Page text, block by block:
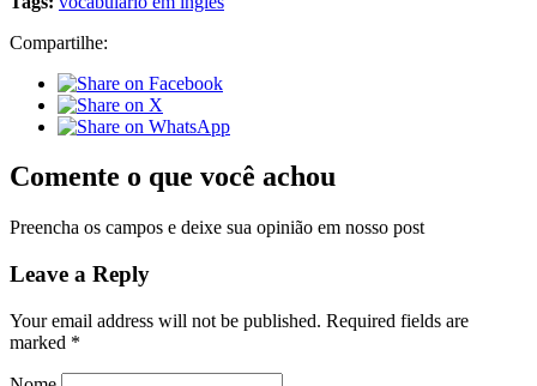
Compartilhe:
Comente o que você achou
Preencha os campos e deixe sua opinião em nosso post
Leave a Reply
Your email address will not be published. Required fields are
marked *